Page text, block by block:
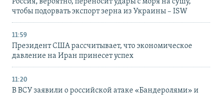
чтобы подорвать экспорт зерна из Украины – ISW
11:59
Президент США рассчитывает, что экономическое
давление на Иран принесет успех
11:20
В ВСУ заявили о российской атаке «Бандеролями» и